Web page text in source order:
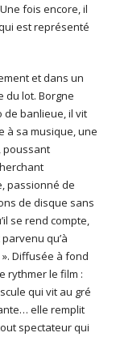
fois encore, il
est représenté
et dans un
du lot. Borgne
banlieue, il vit
à sa musique, une
poussant
passionné de
de disque sans
se rend compte,
qu’à
». Diffusée à fond
rythmer le film :
qui vit au gré
elle remplit
spectateur qui